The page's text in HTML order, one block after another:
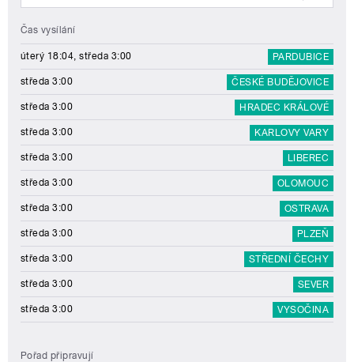
Čas vysílání
úterý 18:04, středa 3:00 PARDUBICE
středa 3:00 ČESKÉ BUDĚJOVICE
středa 3:00 HRADEC KRÁLOVÉ
středa 3:00 KARLOVY VARY
středa 3:00 LIBEREC
středa 3:00 OLOMOUC
středa 3:00 OSTRAVA
středa 3:00 PLZEŇ
středa 3:00 STŘEDNÍ ČECHY
středa 3:00 SEVER
středa 3:00 VYSOČINA
Pořad připravují